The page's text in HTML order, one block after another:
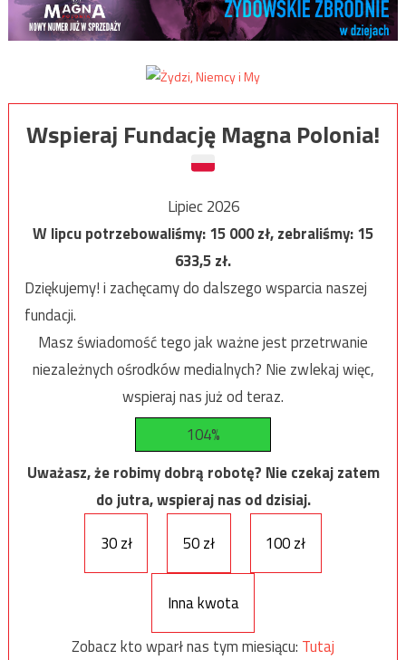
Wspieraj Fundację Magna Polonia!
Lipiec 2026
W lipcu potrzebowaliśmy:15 000zł, zebraliśmy:15
633,5zł.
Dziękujemy! i zachęcamy do dalszego wsparcia naszej
fundacji.
Masz świadomość tego jak ważne jest przetrwanie
niezależnych ośrodków medialnych? Nie zwlekaj więc,
wspieraj nas już od teraz.
104%
Uważasz, że robimy dobrą robotę? Nie czekaj zatem
do jutra, wspieraj nas od dzisiaj.
30 zł
50 zł 100 zł
Inna kwota
Zobacz kto wparł nas tym miesiącu: Tutaj